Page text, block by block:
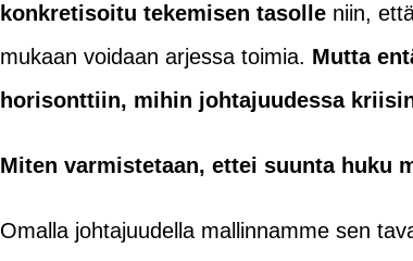
konkretisoitu tekemisen tasolle niin,
mukaan voidaan arjessa toimia. Mutta
horisonttiin, mihin johtajuudessa
Miten varmistetaan, ettei suunta huku
Omalla johtajuudella mallinnamme sen